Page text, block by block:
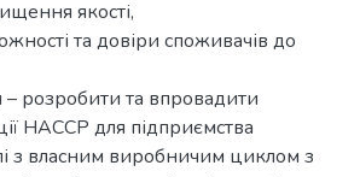
якості,
та довіри споживачів до
розробити та впровадити
НАССР для підприємства
з власним виробничим циклом з